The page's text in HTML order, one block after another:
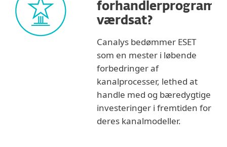
forhandlerprogram
værdsat?
Canalys bedømmer ESET
som en mester i løbende
forbedringer af
kanalprocesser, lethed at
handle med og bæredygtige
investeringer i fremtiden for
deres kanalmodeller.